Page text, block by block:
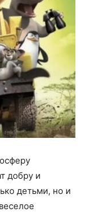
добру и
детьми, но и